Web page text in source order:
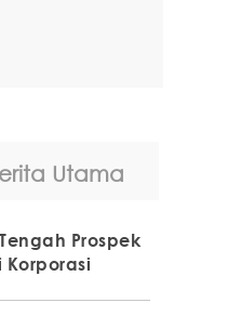
Utama
Prospek
Korporasi